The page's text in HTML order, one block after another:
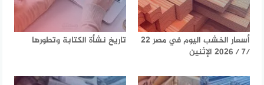
أسعار الخشب اليوم في مصر 22
/7 / 2026 الإثنين
تاريخ نشأة الكتابة وتطورها